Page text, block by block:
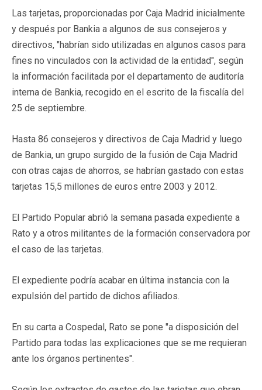
Las tarjetas, proporcionadas por Caja Madrid inicialmente
y después por Bankia a algunos de sus consejeros y
directivos, "habrían sido utilizadas en algunos casos para
fines no vinculados con la actividad de la entidad", según
la información facilitada por el departamento de auditoría
interna de Bankia, recogido en el escrito de la fiscalía del
25 de septiembre.
Hasta 86 consejeros y directivos de Caja Madrid y luego
de Bankia, un grupo surgido de la fusión de Caja Madrid
con otras cajas de ahorros, se habrían gastado con estas
tarjetas 15,5 millones de euros entre 2003 y 2012.
El Partido Popular abrió la semana pasada expediente a
Rato y a otros militantes de la formación conservadora por
el caso de las tarjetas.
El expediente podría acabar en última instancia con la
expulsión del partido de dichos afiliados.
En su carta a Cospedal, Rato se pone "a disposición del
Partido para todas las explicaciones que se me requieran
ante los órganos pertinentes".